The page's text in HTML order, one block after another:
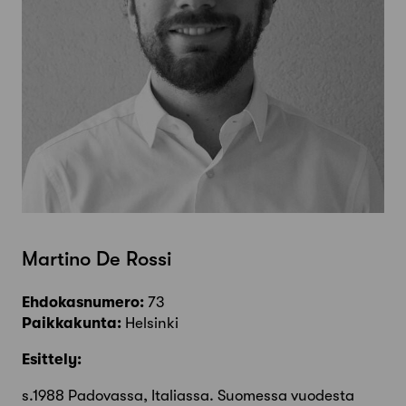
Martino De Rossi
Ehdokasnumero: 73
Paikkakunta: Helsinki
Esittely:
s.1988 Padovassa, Italiassa. Suomessa vuodesta